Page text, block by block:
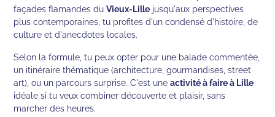
façades flamandes duVieux-Lille jusqu'aux perspectives
plus contemporaines, tu profites d'un condensé d'histoire, de
culture et d'anecdotes locales.
Selon la formule, tu peux opter pour une balade commentée,
un itinéraire thématique (architecture, gourmandises, street
art), ou un parcours surprise. C'est uneactivité à faire à Lille
idéale si tu veux combiner découverte et plaisir, sans
marcher des heures.